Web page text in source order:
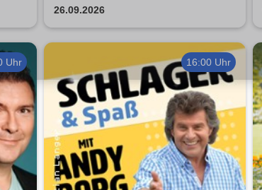
zu Guttenberg
26.09.2026
Uhr 16:00 Uhr